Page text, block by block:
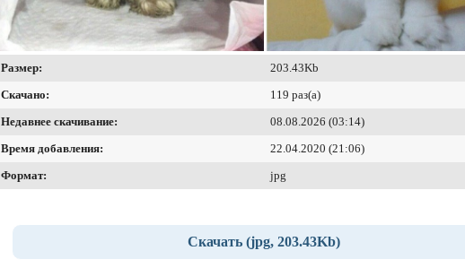
Размер:
203.43Kb
Скачано:
119 раз(а)
Недавнее скачивание:
08.08.2026 (03:14)
Время добавления:
22.04.2020 (21:06)
Формат:
jpg
Скачать (jpg, 203.43Kb)